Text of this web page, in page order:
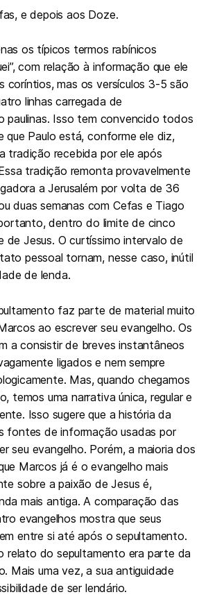
e depois aos Doze.
os típicos termos rabínicos
com relação à informação que ele
coríntios, mas os versículos 3-5 são
linhas carregada de
paulinas. Isso tem convencido todos
que Paulo está, conforme ele diz,
tradição recebida por ele após
tradição remonta provavelmente
a Jerusalém por volta de 36
duas semanas com Cefas e Tiago
dentro do limite de cinco
de Jesus. O curtíssimo intervalo de
pessoal tornam, nesse caso, inútil
de lenda.
faz parte de material muito
ao escrever seu evangelho. Os
a consistir de breves instantâneos
ligados e nem sempre
Mas, quando chegamos
temos uma narrativa única, regular e
Isso sugere que a história da
fontes de informação usadas por
seu evangelho. Porém, a maioria dos
Marcos já é o evangelho mais
sobre a paixão de Jesus é,
mais antiga. A comparação das
evangelhos mostra que seus
entre si até após o sepultamento.
relato do sepultamento era parte da
Mais uma vez, a sua antiguidade
de ser lendário.